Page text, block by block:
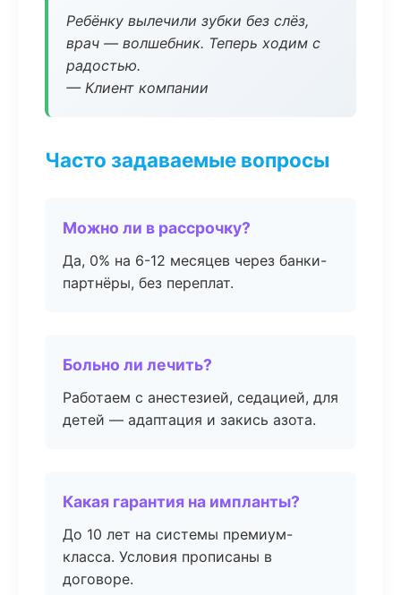
Ребёнку вылечили зубки без слёз,
врач — волшебник. Теперь ходим с
радостью.
— Клиент компании
Часто задаваемые вопросы
Можно ли в рассрочку?
Да, 0% на 6-12 месяцев через банки-
партнёры, без переплат.
Больно ли лечить?
Работаем с анестезией, седацией, для
детей — адаптация и закись азота.
Какая гарантия на импланты?
До 10 лет на системы премиум-
класса. Условия прописаны в
договоре.